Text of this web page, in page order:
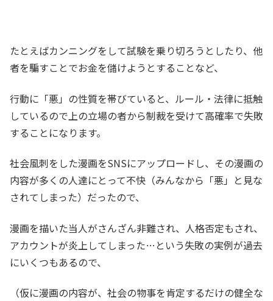
たとえばカンニングをして試験を乗り切ろうとしたり、他
者を騙すことでお金を儲けようとすることなど、
行動に「悪」の性質を帯びていると、ルール・法律に抵触
しているので上の立場の者から制裁を受けて高確率で失敗
することになります。
社会風刺をした漫画をSNSにアップロードし、その漫画の
内容が多くの人達にとって不快（みんなから「悪」と見な
されてしまった）だったので、
漫画を描いた当人がさんざん非難され、人格否定もされ、
アカウントが炎上してしまった…という失敗の実例が過去
にいくつもあるので、
（仮に漫画の内容が、社会の物事を肯定するだけの健全な